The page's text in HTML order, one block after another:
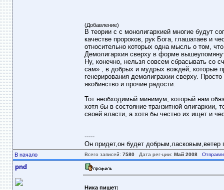
(Добавление)
В теории с с монолигархией многие будут
качестве пророков, рук Бога, глашатаев и
относительно которых одна мысль о том,
Демолигархия сверху в форме
Ну, конечно, нельзя совсем сбрасывать со
сам» , в добрых и мудрых вождей, которые
генерирования демолиграхии сверху.
якобинство и прочие радости.
Тот необходимый минимум, который нам
хотя бы в состояние транзитной олигархии,
своей власти, а хотя бы честно их ищет и
-----
Он придет,он будет добрым,ласковым,ветер
В начало Всего записей: 7580Дата рег-ции: Май 2008
pnd
Ника пишет: